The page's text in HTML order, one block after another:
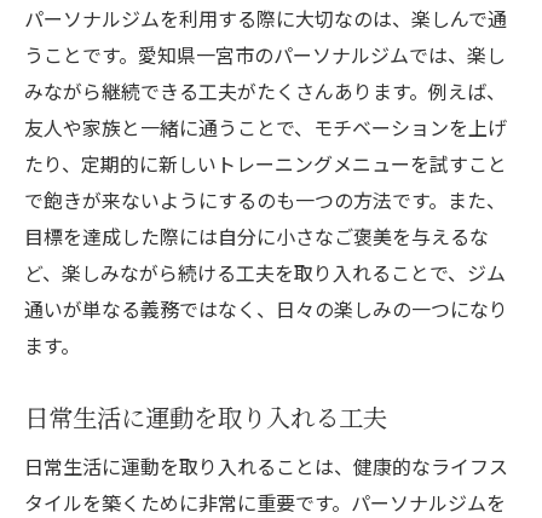
パーソナルジムを利用する際に大切なのは、楽しんで通
うことです。愛知県一宮市のパーソナルジムでは、楽し
みながら継続できる工夫がたくさんあります。例えば、
友人や家族と一緒に通うことで、モチベーションを上げ
たり、定期的に新しいトレーニングメニューを試すこと
で飽きが来ないようにするのも一つの方法です。また、
目標を達成した際には自分に小さなご褒美を与えるな
ど、楽しみながら続ける工夫を取り入れることで、ジム
通いが単なる義務ではなく、日々の楽しみの一つになり
ます。
日常生活に運動を取り入れる工夫
日常生活に運動を取り入れることは、健康的なライフス
タイルを築くために非常に重要です。パーソナルジムを